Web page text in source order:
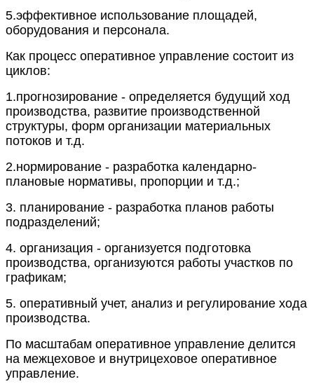
5.эффективное использование площадей,
оборудования и персонала.
Как процесс оперативное управление состоит из
циклов:
1.прогнозирование - определяется будущий ход
производства, развитие производственной
структуры, форм организации материальных
потоков и т.д.
2.нормирование - разработка календарно-
плановые нормативы, пропорции и т.д.;
3. планирование - разработка планов работы
подразделений;
4. организация - организуется подготовка
производства, организуются работы участков по
графикам;
5. оперативный учет, анализ и регулирование хода
производства.
По масштабам оперативное управление делится
на межцеховое и внутрицеховое оперативное
управление.